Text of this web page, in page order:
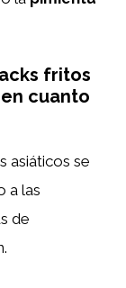
fritos
cuanto
asiáticos se
a las
de